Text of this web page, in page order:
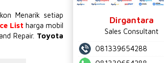
Menarik setiap
List harga mobil
Repair. Toyota
Dirgantara
Sales Consultant
081339654288